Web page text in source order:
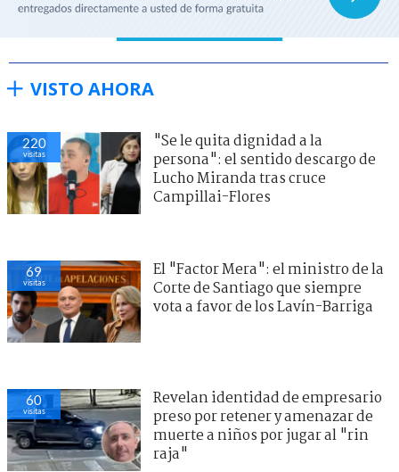
VISTO AHORA
220
visitas
"Se le quita dignidad a la
persona": el sentido descargo de
Lucho Miranda tras cruce
Campillai-Flores
69
visitas
El "Factor Mera": el ministro de la
Corte de Santiago que siempre
vota a favor de los Lavín-Barriga
60
visitas
Revelan identidad de empresario
preso por retener y amenazar de
muerte a niños por jugar al "rin
raja"